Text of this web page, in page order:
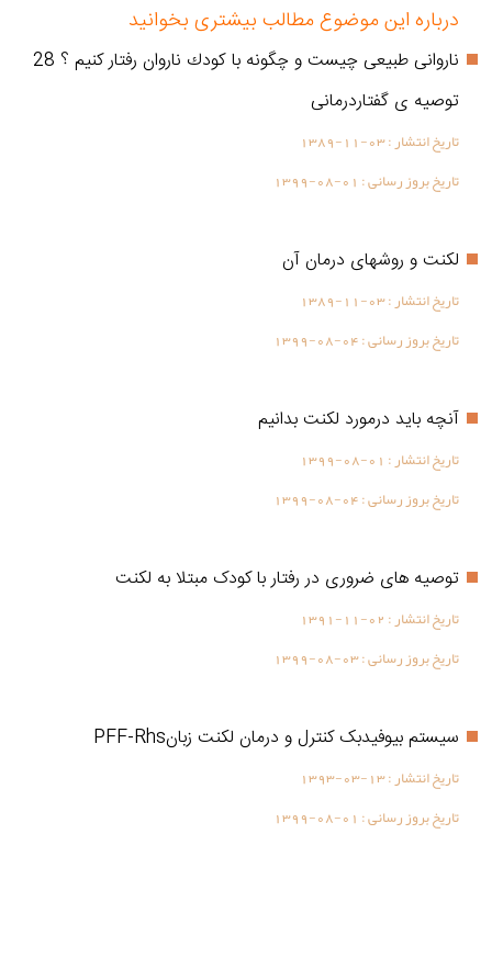
درباره این موضوع مطالب بیشتری بخوانید
ناروانی طبیعی چیست و چگونه با كودك ناروان رفتار كنیم ؟ 28
توصیه ی گفتاردرمانی
تاریخ انتشار :1389-11-03
تاریخ بروز رسانی : 1399-08-01
لکنت و روشهای درمان آن
تاریخ انتشار :1389-11-03
تاریخ بروز رسانی :1399-08-04
آنچه باید درمورد لکنت بدانیم
تاریخ انتشار : 1399-08-01
تاریخ بروز رسانی :1399-08-04
توصیه های ضروری در رفتار با کودک مبتلا به لکنت
تاریخ انتشار :1391-11-02
تاریخ بروز رسانی :1399-08-03
سیستم بیوفیدبک کنترل و درمان لکنت زبانPFF-Rhs
تاریخ انتشار :1393-03-13
تاریخ بروز رسانی : 1399-08-01